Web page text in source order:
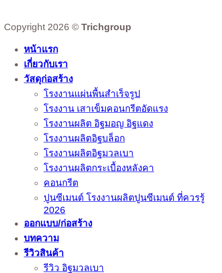
Copyright 2026 © Trichgroup
หน้าแรก
เกี่ยวกับเรา
วัสดุก่อสร้าง
โรงงานแผ่นพื้นสำเร็จรูป
โรงงาน เสาเข็มคอนกรีตอัดแรง
โรงงานผลิต อิฐมอญ อิฐแดง
โรงงานผลิตอิฐบล็อก
โรงงานผลิตอิฐมวลเบา
โรงงานผลิตกระเบื้องหลังคา
คอนกรีต
ปูนซีเมนต์ โรงงานผลิตปูนซีเมนต์ ที่ควรรู้
2026
ออกแบบ/ก่อสร้าง
บทความ
รีวิวสินค้า
รีวิว อิฐมวลเบา